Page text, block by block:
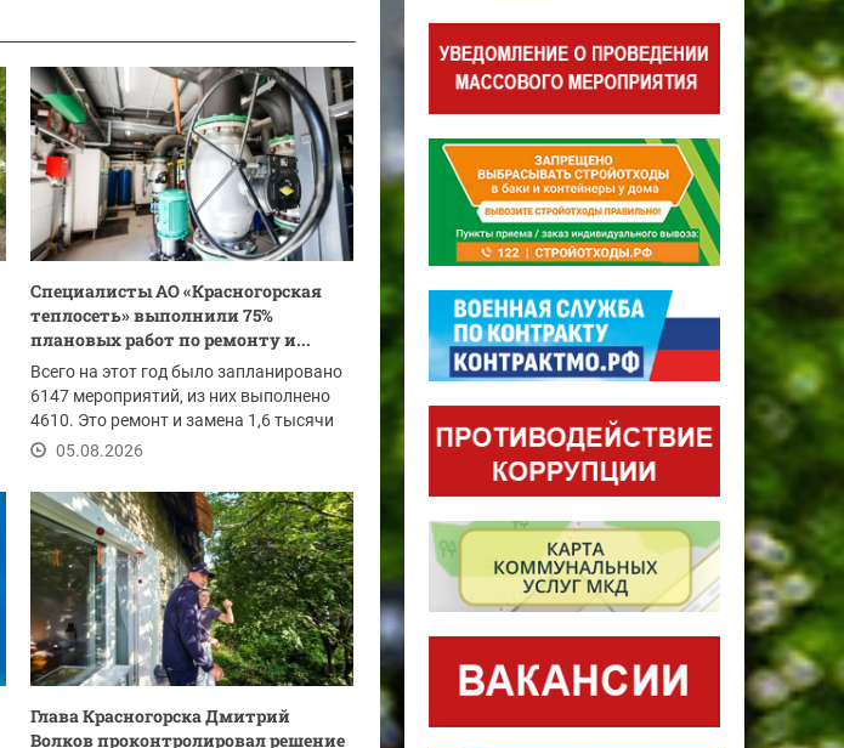
Специалисты АО «Красногорская
теплосеть» выполнили 75%
плановых работ по ремонту и...
Всего на этот год было запланировано
6147 мероприятий, из них выполнено
4610. Это ремонт и замена 1,6 тысячи
погонных...
05.08.2026
Глава Красногорска Дмитрий
Волков проконтролировал решение